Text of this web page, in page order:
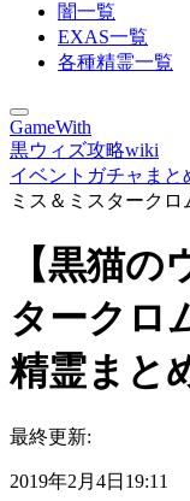
闇一覧
EXAS一覧
各種精霊一覧
GameWith
黒ウィズ攻略wiki
イベントガチャまと
ミス＆ミスターク
【黒猫
タークロ
精霊まと
最終更新:
2019年2月4日19:11